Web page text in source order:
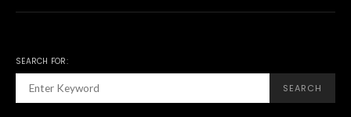
SEARCH FOR:
SEARCH